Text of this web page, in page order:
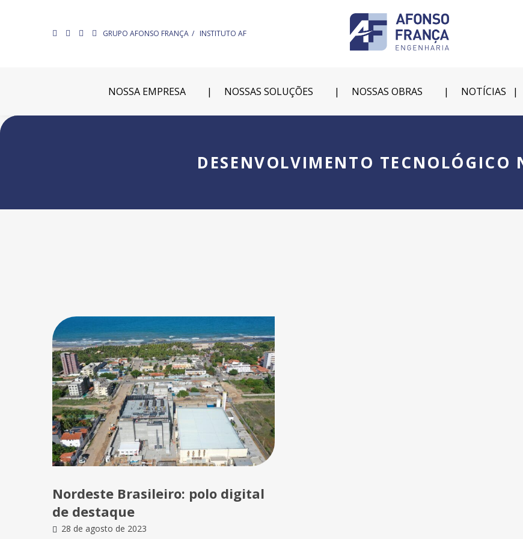
GRUPO AFONSO FRANÇA INSTITUTO AF
NOSSA EMPRESA NOSSAS SOLUÇÕES NOSSAS OBRAS NOTÍCIAS
DESENVOLVIMENTO TECNOLÓGICO
Nordeste Brasileiro: polo digital
de destaque
28 de agosto de 2023